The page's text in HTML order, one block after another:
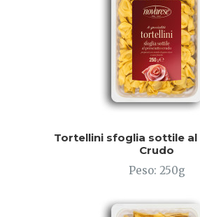
Tortellini sfoglia sottile
Crudo
Peso: 250g